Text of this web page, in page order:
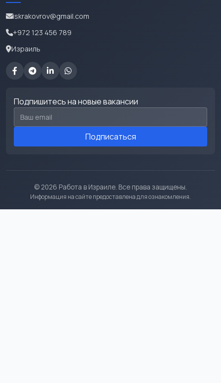
iskrakovrov@gmail.com
+972 123 456 789
Израиль
Подпишитесь на новые вакансии
Email для подписки
Подписаться
© 2026 Работа в Израиле. Все права защищены.
Информация на сайте предоставлена для ознакомления.